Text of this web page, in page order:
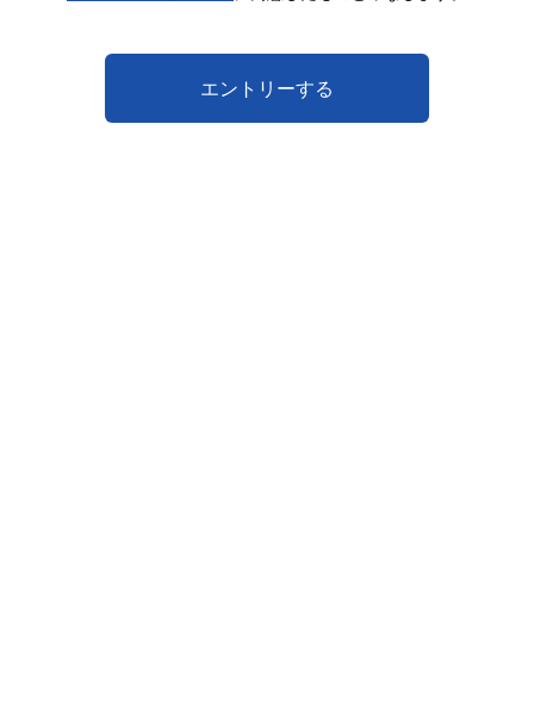
エントリーする